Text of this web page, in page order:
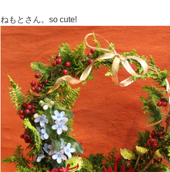
ねもとさん。so cute!